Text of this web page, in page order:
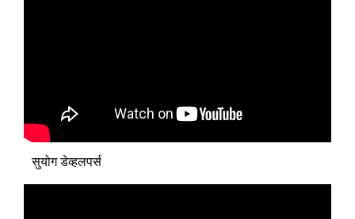
सुयोग डेव्हलपर्स